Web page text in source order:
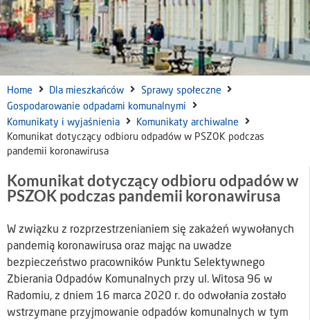
Home Dla mieszkańców
Sprawy społeczne
Gospodarowanie odpadami komunalnymi
Komunikaty i wyjaśnienia
Komunikaty archiwalne
Komunikat dotyczący odbioru odpadów w PSZOK podczas
pandemii koronawirusa
Komunikat dotyczący odbioru odpadów w
PSZOK podczas pandemii koronawirusa
W związku z rozprzestrzenianiem się zakażeń wywołanych
pandemią koronawirusa oraz mając na uwadze
bezpieczeństwo pracowników Punktu Selektywnego
Zbierania Odpadów Komunalnych przy ul. Witosa 96 w
Radomiu, z dniem 16 marca 2020 r. do odwołania zostało
wstrzymane przyjmowanie odpadów komunalnych w tym